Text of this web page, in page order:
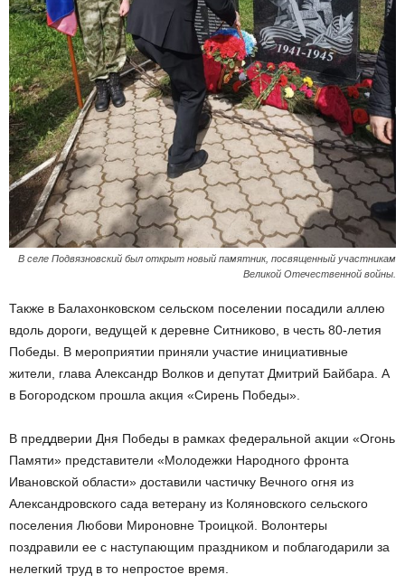
В селе Подвязновский был открыт новый памятник, посвященный участникам
Великой Отечественной войны.
Также в Балахонковском сельском поселении посадили аллею
вдоль дороги, ведущей к деревне Ситниково, в честь 80-летия
Победы. В мероприятии приняли участие инициативные
жители, глава Александр Волков и депутат Дмитрий Байбара. А
в Богородском прошла акция «Сирень Победы».
В преддверии Дня Победы в рамках федеральной акции «Огонь
Памяти» представители «Молодежки Народного фронта
Ивановской области» доставили частичку Вечного огня из
Александровского сада ветерану из Коляновского сельского
поселения Любови Мироновне Троицкой. Волонтеры
поздравили ее с наступающим праздником и поблагодарили за
нелегкий труд в то непростое время.